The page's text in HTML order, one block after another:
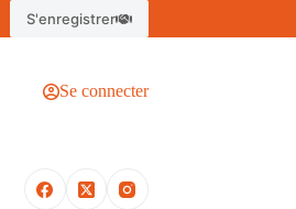
S'enregistrer
Se connecter